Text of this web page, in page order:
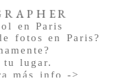
en Paris
fotos en Paris?
tu lugar.
más info ->